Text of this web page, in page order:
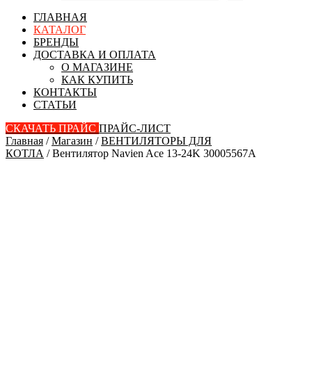
ГЛАВНАЯ
КАТАЛОГ
БРЕНДЫ
ДОСТАВКА И ОПЛАТА
О МАГАЗИНЕ
КАК КУПИТЬ
КОНТАКТЫ
СТАТЬИ
СКАЧАТЬ ПРАЙС ПРАЙС-ЛИСТ
Главная /Магазин /ВЕНТИЛЯТОРЫ ДЛЯ
КОТЛА / Вентилятор Navien Ace 13-24K 30005567A